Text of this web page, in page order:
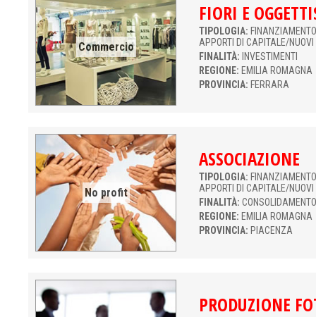
Commercio
FIORI E
TIPOLOGIA:
APPORTI DI CAPITALE/NUOVI
FINALITÀ: INVESTIMENTI
REGIONE: EMILIA ROMAGNA
PROVINCIA: FERRARA
No profit
ASSOCIAZIONE
TIPOLOGIA:
APPORTI DI CAPITALE/NUOVI
FINALITÀ:
REGIONE: EMILIA ROMAGNA
PROVINCIA: PIACENZA
PRODUZIONE